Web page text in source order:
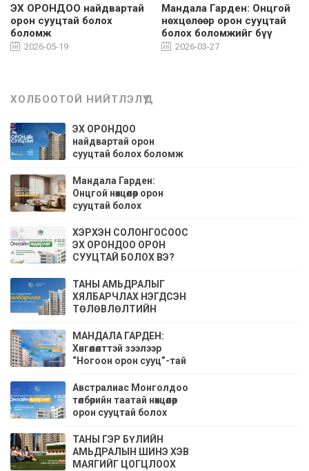
ЭХ ОРОНДОО найдвартай
орон сууцтай болох
боломж
2026-05-19
Мандала Гарден: Онцгой
нөхцөлөөр орон сууцтай
болох боломжийг бүү
алдаарай.
2026-03-27
ХОЛБООТОЙ НИЙТЛЭЛҮҮД
ЭХ ОРОНДОО
найдвартай орон
сууцтай болох боломж
Мандала Гарден:
Онцгой нөхцөлөөр орон
сууцтай болох
алдаарай.
ХЭРХЭН СОЛОНГОСООС
ЭХ ОРОНДОО ОРОН
СУУЦТАЙ БОЛОХ ВЭ?
ТАНЫ АМЬДРАЛЫГ
ХЯЛБАРЧЛАХ НЭГДСЭН
ТӨЛӨВЛӨЛТИЙН
МАНДАЛА ГАРДЕН:
Хөнгөлөлттэй зээлээр
“Ногоон орон сууц”-тай
Австралиас Монголдоо
төлбөрийн таатай нөхцөлөөр
орон сууцтай болох
ТАНЫ ГЭР БҮЛИЙН
АМЬДРАЛЫН ШИНЭ ХЭВ
МАЯГИЙГ ЦОГЦЛООХ